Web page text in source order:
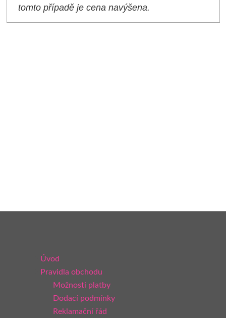
tomto případě je cena navýšena.
Úvod
Pravidla obchodu
Možnosti platby
Dodací podmínky
Reklamační řád